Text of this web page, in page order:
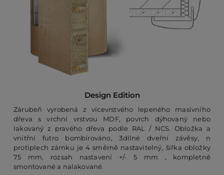
Design Edition
Zárubeň vyrobená z vícevrstvého lepeného masivního
dřeva s vrchní vrstvou MDF, povrch dýhovaný nebo
lakovaný z pravého dřeva podle RAL / NCS. Obložka a
vnitřní futro bombírováno, 3dílné dveřní závěsy, n
protiplech zámku je 4 směrně nastavitelný, šířka obložky
75 mm, rozsah nastavení +/- 5 mm , kompletně
smontované a nalakované.